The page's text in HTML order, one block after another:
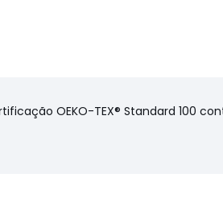
OEKO-TEX® Standard 100